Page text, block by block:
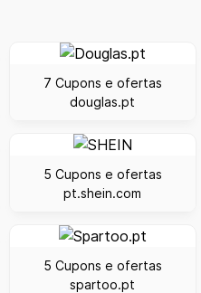
7 Cupons e ofertas
douglas.pt
5 Cupons e ofertas
pt.shein.com
5 Cupons e ofertas
spartoo.pt